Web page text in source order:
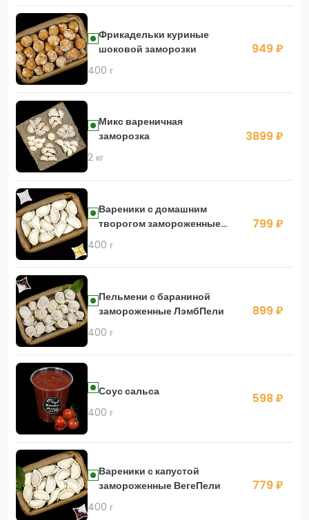
Фрикадельки куриные
шоковой заморозки
400 г
949 ₽
Микс вареничная
заморозка
2 кг
3899 ₽
Вареники с домашним
творогом замороженные
Курдпели
400 г
799 ₽
Пельмени с бараниной
замороженные ЛэмбПели
400 г
899 ₽
Соус сальса
400 г
598 ₽
Вареники с капустой
замороженные ВегеПели
400 г
779 ₽